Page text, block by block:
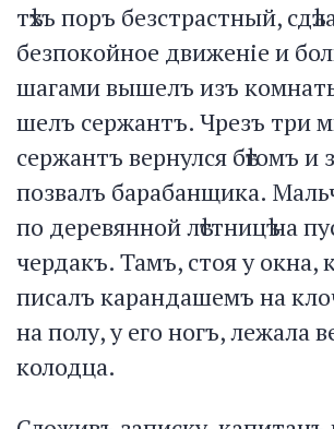
тѣхъ поръ безстрастный,
безпокойное движеніе и
шагами вышелъ изъ
шелъ сержантъ. Чрезъ три
сержантъ вернулся бѣгомъ и
позвалъ барабанщика.
по деревянной лѣстницѣ на
чердакъ. Тамъ, стоя у окна,
писалъ карандашемъ на
на полу, у его ногъ, лежала
колодца.